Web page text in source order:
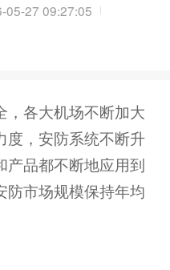
05-27 09:27:05
，各大机场不断加大
度，安防系统不断升
产品都不断地应用到
防市场规模保持年均